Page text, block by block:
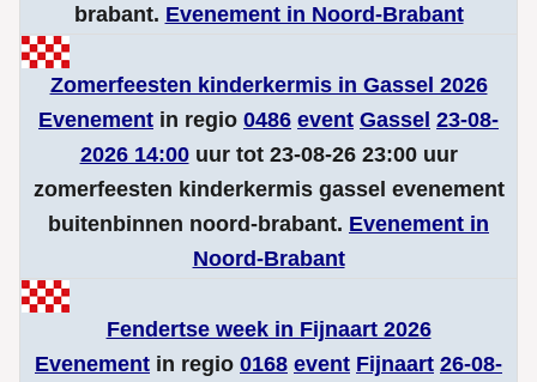
brabant. Evenement in Noord-Brabant
Zomerfeesten kinderkermis in Gassel 2026
Evenement in regio 0486 event Gassel 23-08-
2026 14:00uur tot 23-08-26 23:00 uur
zomerfeesten kinderkermis gassel evenement
buitenbinnen noord-brabant. Evenement in
Noord-Brabant
Fendertse week in Fijnaart 2026
Evenement in regio 0168 event Fijnaart 26-08-